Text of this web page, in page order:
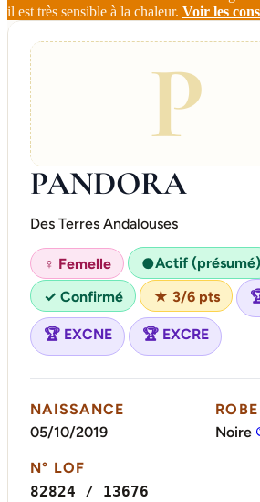
il est très sensible à la chaleur. Voir les
P
PANDORA
Des Terres Andalouses
♀ Femelle ●Actif (présumé)
✓ Confirmé
★ 3/6 pts
🏆 EXCNE 🏆 EXCRE
NAISSANCE
05/10/2019
ROBE
Noire
N° LOF
82824 / 13676